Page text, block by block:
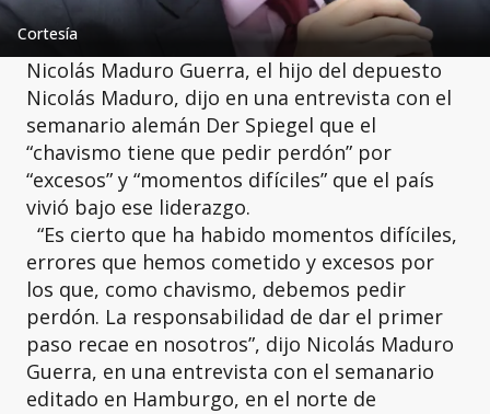
Cortesía
Nicolás Maduro Guerra, el hijo del depuesto
Nicolás Maduro, dijo en una entrevista con el
semanario alemán Der Spiegel que el
“chavismo tiene que pedir perdón” por
“excesos” y “momentos difíciles” que el país
vivió bajo ese liderazgo.
“Es cierto que ha habido momentos difíciles,
errores que hemos cometido y excesos por
los que, como chavismo, debemos pedir
perdón. La responsabilidad de dar el primer
paso recae en nosotros”, dijo Nicolás Maduro
Guerra, en una entrevista con el semanario
editado en Hamburgo, en el norte de